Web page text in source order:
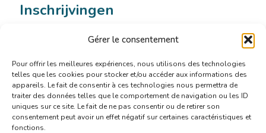
Gérer le consentement
Pour offrir les meilleures expériences, nous utilisons des technologies
telles que les cookies pour stocker et/ou accéder aux informations des
appareils. Le fait de consentir à ces technologies nous permettra de
traiter des données telles que le comportement de navigation ou les ID
uniques sur ce site. Le fait de ne pas consentir ou de retirer son
consentement peut avoir un effet négatif sur certaines caractéristiques et
fonctions.
Inschrijvingen
secretariat@cbti-bkvt.org